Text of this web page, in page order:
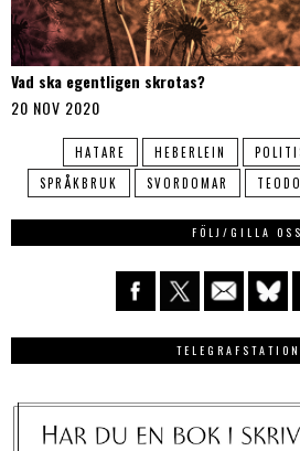
Vad ska egentligen skrotas?
20 NOV 2020
HATARE HEBERLEIN
SPRÅKBRUK
SVORDOMAR
FÖLJ/GILLA OSS